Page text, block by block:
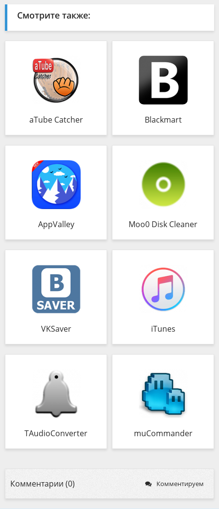
Смотрите также:
aTube Catcher Blackmart
AppValley Moo0 Disk Cleaner
VKSaver iTunes
TAudioConverter muCommander
Комментарии (0) Комментируем